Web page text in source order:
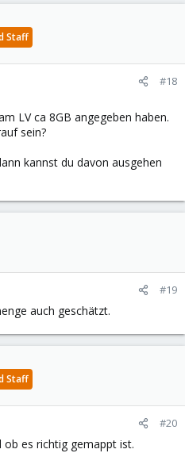
Staff
#18
LV ca 8GB angegeben haben.
sein?
kannst du davon ausgehen
#19
auch geschätzt.
Staff
#20
es richtig gemappt ist.